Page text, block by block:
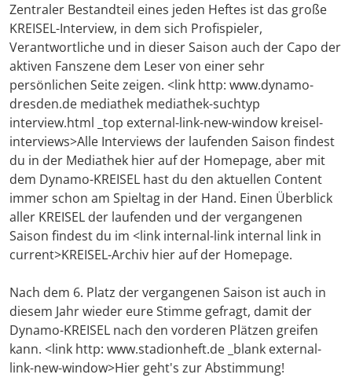
Zentraler Bestandteil eines jeden Heftes ist das große
KREISEL-Interview, in dem sich Profispieler,
Verantwortliche und in dieser Saison auch der Capo der
aktiven Fanszene dem Leser von einer sehr
persönlichen Seite zeigen. <link http: www.dynamo-
dresden.de mediathek mediathek-suchtyp
interview.html _top external-link-new-window kreisel-
interviews>Alle Interviews der laufenden Saison findest
du in der Mediathek hier auf der Homepage, aber mit
dem Dynamo-KREISEL hast du den aktuellen Content
immer schon am Spieltag in der Hand. Einen Überblick
aller KREISEL der laufenden und der vergangenen
Saison findest du im <link internal-link internal link in
current>KREISEL-Archiv hier auf der Homepage.
Nach dem 6. Platz der vergangenen Saison ist auch in
diesem Jahr wieder eure Stimme gefragt, damit der
Dynamo-KREISEL nach den vorderen Plätzen greifen
kann. <link http: www.stadionheft.de _blank external-
link-new-window>Hier geht's zur Abstimmung!